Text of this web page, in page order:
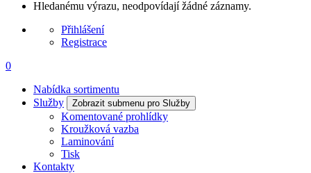
Hledanému výrazu, neodpovídají žádné záznamy.
Přihlášení
Registrace
0
Nabídka sortimentu
Služby
Zobrazit submenu pro Služby
Komentované prohlídky
Kroužková vazba
Laminování
Tisk
Kontakty